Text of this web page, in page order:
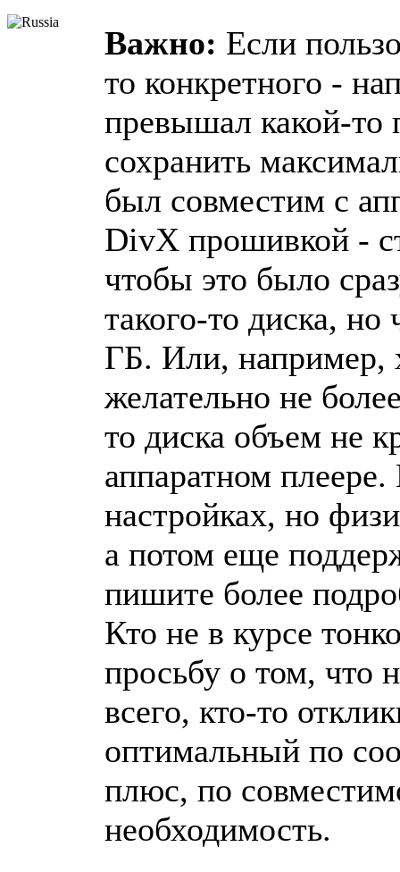
Важно: Если
то конкретного -
превышал какой-то
сохранить
был совместим с
DivX прошивкой -
чтобы это было
такого-то диска,
ГБ. Или, например,
желательно не
то диска объем не
аппаратном плеере.
настройках, но
а потом еще
пишите более
Кто не в курсе
просьбу о том, что
всего, кто-то
оптимальный по
плюс, по
необходимость.